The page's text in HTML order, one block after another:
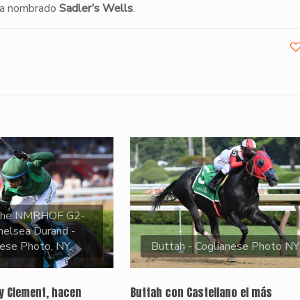
nombrado Sadler’s Wells.
NMRHOF G2-
Durand -
Photo, NY.
Clement, hacen
Buttah - Coglianese Photo NY
Buttah con Castellano el más